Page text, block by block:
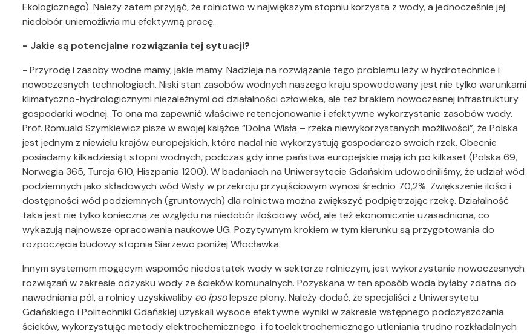
Ekologicznego). Należy zatem przyjąć, że rolnictwo w największym stopniu korzysta z wody, a jednocześnie jej
niedobór uniemożliwia mu efektywną pracę.
- Jakie są potencjalne rozwiązania tej sytuacji?
- Przyrodę i zasoby wodne mamy, jakie mamy. Nadzieja na rozwiązanie tego problemu leży w hydrotechnice i
nowoczesnych technologiach. Niski stan zasobów wodnych naszego kraju spowodowany jest nie tylko warunkami
klimatyczno-hydrologicznymi niezależnymi od działalności człowieka, ale też brakiem nowoczesnej infrastruktury
gospodarki wodnej. To ona ma zapewnić właściwe retencjonowanie i efektywne wykorzystanie zasobów wody.
Prof. Romuald Szymkiewicz pisze w swojej książce “Dolna Wisła – rzeka niewykorzystanych możliwości”, że Polska
jest jednym z niewielu krajów europejskich, które nadal nie wykorzystują gospodarczo swoich rzek. Obecnie
posiadamy kilkadziesiąt stopni wodnych, podczas gdy inne państwa europejskie mają ich po kilkaset (Polska 69,
Norwegia 365, Turcja 610, Hiszpania 1200). W badaniach na Uniwersytecie Gdańskim udowodniliśmy, że udział wód
podziemnych jako składowych wód Wisły w przekroju przyujściowym wynosi średnio 70,2%. Zwiększenie ilości i
dostępności wód podziemnych (gruntowych) dla rolnictwa można zwiększyć podpiętrzając rzekę. Działalność
taka jest nie tylko konieczna ze względu na niedobór ilościowy wód, ale też ekonomicznie uzasadniona, co
wykazują najnowsze opracowania naukowe UG. Pozytywnym krokiem w tym kierunku są przygotowania do
rozpoczęcia budowy stopnia Siarzewo poniżej Włocławka.
Innym systemem mogącym wspomóc niedostatek wody w sektorze rolniczym, jest wykorzystanie nowoczesnych
rozwiązań w zakresie odzysku wody ze ścieków komunalnych. Pozyskana w ten sposób woda byłaby zdatna do
nawadniania pól, a rolnicy uzyskiwaliby eo ipsolepsze plony. Należy dodać, że specjaliści z Uniwersytetu
Gdańskiego i Politechniki Gdańskiej uzyskali wysoce efektywne wyniki w zakresie wstępnego podczyszczania
ścieków, wykorzystując metody elektrochemicznego i fotoelektrochemicznego utleniania trudno rozkładalnych